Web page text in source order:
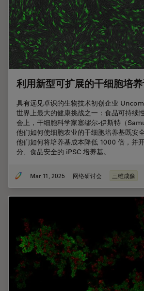
利用新型可扩展的干细胞培
具有远见卓识的生物技术初创企业
世界上最大的健康挑战之一：食品可持续
会上，干细胞科学家塞缪尔-伊斯特（
他们如何使细胞农业的干细胞培养基既安
他们如何将培养基成本降低 1000 倍，并
分、食品安全的 iPSC 培养基。
Mar 11, 2025 网络研讨会 三维成像